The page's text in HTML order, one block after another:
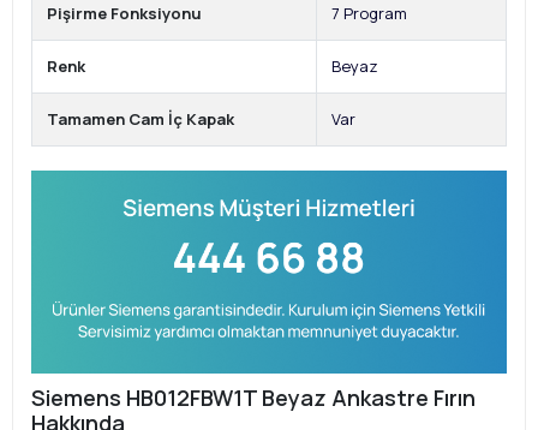
Pişirme Fonksiyonu 7 Program
Renk Beyaz
Tamamen Cam İç Kapak Var
Siemens HB012FBW1T Beyaz Ankastre Fırın
Hakkında